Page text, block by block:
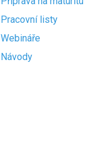
Pracovní listy
Webináře
Návody